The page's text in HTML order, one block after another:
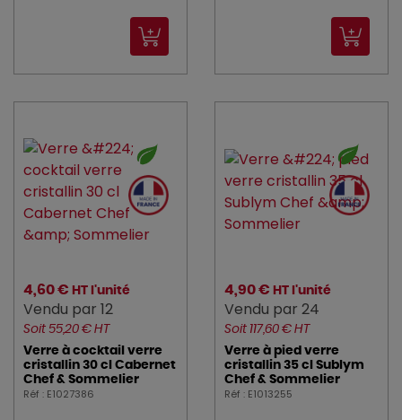
4,60 € HT l'unité
Vendu par 12
Soit 55,20 € HT
Verre à cocktail verre
cristallin 30 cl Cabernet
Chef & Sommelier
Réf : E1027386
4,90 € HT l'unité
Vendu par 24
Soit 117,60 € HT
Verre à pied verre
cristallin 35 cl Sublym
Chef & Sommelier
Réf : E1013255